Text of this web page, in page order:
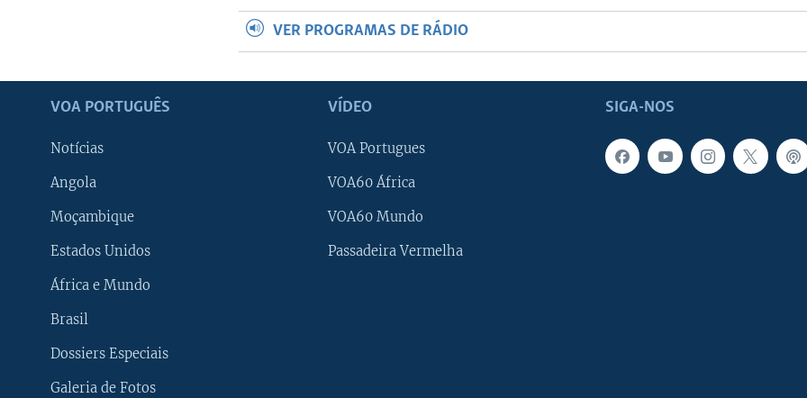
VER PROGRAMAS DE RÁDIO
SIGA-NOS
VOA PORTUGUÊS
Notícias
Angola
Moçambique
Estados Unidos
África e Mundo
Brasil
Dossiers Especiais
Galeria de Fotos
VÍDEO
VOA Portugues
VOA60 África
VOA60 Mundo
Passadeira Vermelha